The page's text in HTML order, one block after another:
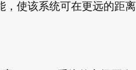
，使该系统可在更远的距离